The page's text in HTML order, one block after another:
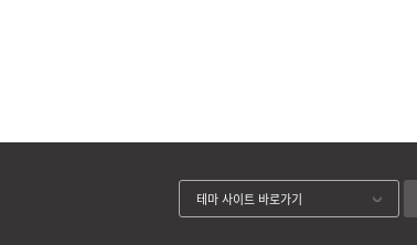
테마 사이트 바로가기